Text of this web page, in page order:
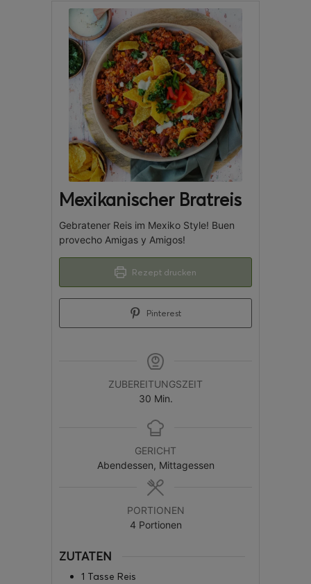
Mexikanischer Bratreis
Gebratener Reis im Mexiko Style! Buen
provecho Amigas y Amigos!
Rezept drucken
Pinterest
ZUBEREITUNGSZEIT
30 Min.
GERICHT
Abendessen, Mittagessen
PORTIONEN
4 Portionen
ZUTATEN
1 Tasse Reis